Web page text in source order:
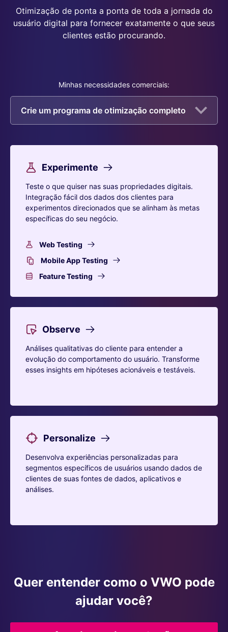
Otimização de ponta a ponta de toda a jornada do
usuário digital para fornecer exatamente o que seus
clientes estão procurando.
Minhas necessidades comerciais:
Crie um programa de otimização completo
Experimente
Teste o que quiser nas suas propriedades digitais.
Integração fácil dos dados dos clientes para
experimentos direcionados que se alinham às metas
específicas do seu negócio.
Web Testing
Mobile App Testing
Feature Testing
Observe
Análises qualitativas do cliente para entender a
evolução do comportamento do usuário. Transforme
esses insights em hipóteses acionáveis e testáveis.
Personalize
Desenvolva experiências personalizadas para
segmentos específicos de usuários usando dados de
clientes de suas fontes de dados, aplicativos e
análises.
Quer entender como o VWO pode
ajudar você?